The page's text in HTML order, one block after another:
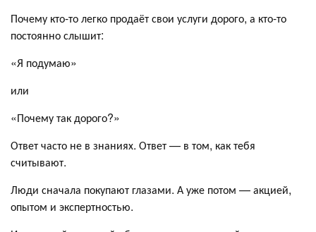
Почему кто-то легко продаёт свои услуги дорого, а кто-то
постоянно слышит:
«Я подумаю»
или
«Почему так дорого?»
Ответ часто не в знаниях. Ответ — в том, как тебя
считывают.
Люди сначала покупают глазами. А уже потом — акцией,
опытом и экспертностью.